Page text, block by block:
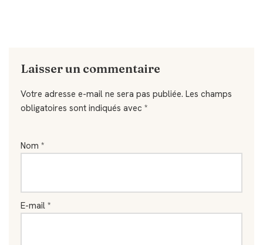
Laisser un commentaire
Votre adresse e-mail ne sera pas publiée. Les champs
obligatoires sont indiqués avec *
Nom *
E-mail *